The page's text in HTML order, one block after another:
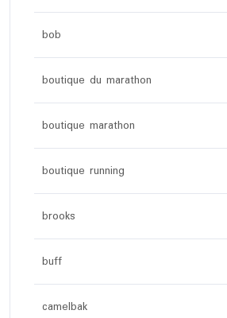
bob
boutique du marathon
boutique marathon
boutique running
brooks
buff
camelbak